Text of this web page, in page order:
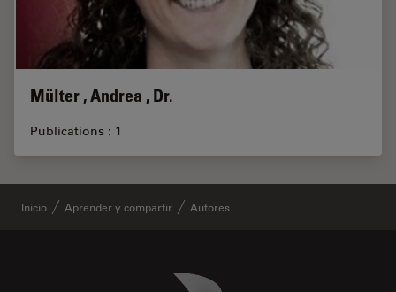
Mülter , Andrea , Dr.
Publications : 1
Inicio Aprender y compartir Autores
Danaher Logo